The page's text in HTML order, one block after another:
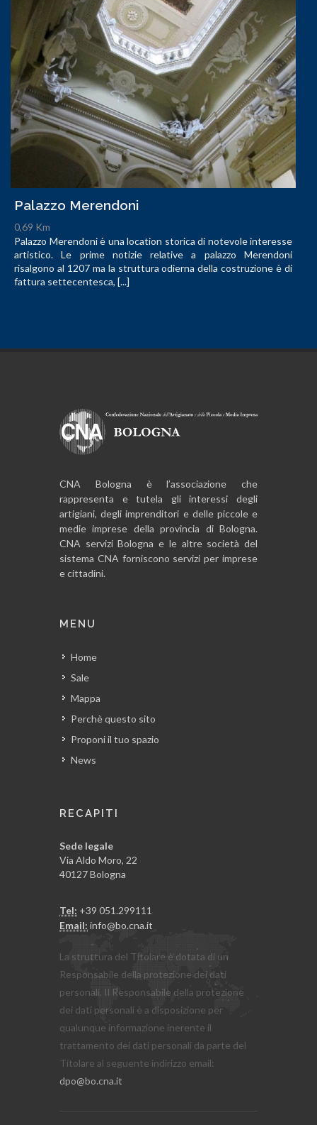
Palazzo Merendoni
0,69 Km
Palazzo Merendoni è una location storica di notevole interesse
artistico. Le prime notizie relative a palazzo Merendoni
risalgono al 1207 ma la struttura odierna della costruzione è di
fattura settecentesca, [...]
CNA Bologna è l’associazione che
rappresenta e tutela gli interessi degli
artigiani, degli imprenditori e delle piccole e
medie imprese della provincia di Bologna.
CNA servizi Bologna e le altre società del
sistema CNA forniscono servizi per imprese
e cittadini.
MENU
Home
Sale
Mappa
Perchè questo sito
Proponi il tuo spazio
News
RECAPITI
Sede legale
Via Aldo Moro, 22
40127 Bologna
Tel: +39 051.299111
Email: info@bo.cna.it
La struttura del Titolare è dotata di un
Responsabile della protezione dei dati
personali. Il Responsabile della protezione
dei dati personali è a disposizione per
qualunque informazione inerente il
trattamento dei dati personali da parte del
Titolare al seguente indirizzo email:
dpo@bo.cna.it